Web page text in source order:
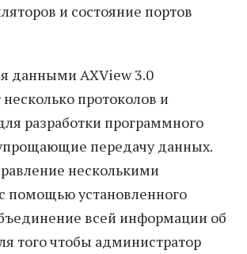
и состояние портов
данными AXView 3.0
протоколов и
разработки программного
передачу данных.
несколькими
помощью установленного
всей информации об
того чтобы администратор